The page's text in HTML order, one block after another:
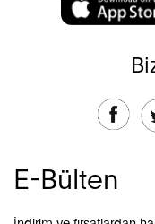
E-Bülten